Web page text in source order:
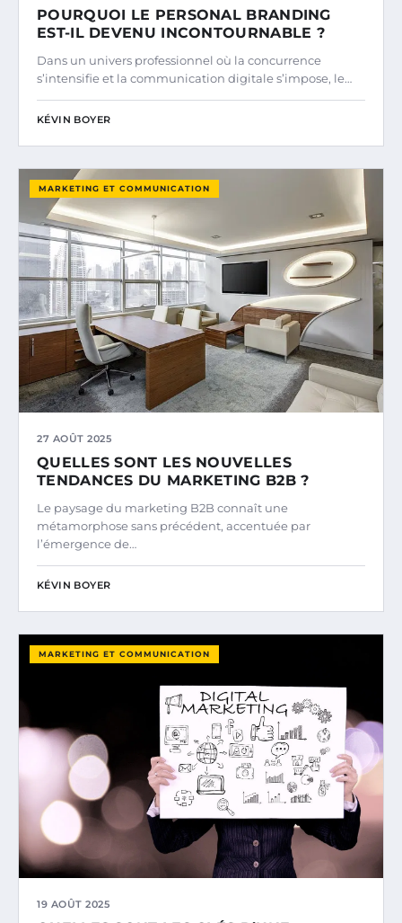
POURQUOI LE PERSONAL BRANDING
EST-IL DEVENU INCONTOURNABLE ?
Dans un univers professionnel où la concurrence
s’intensifie et la communication digitale s’impose, le…
KÉVIN BOYER
MARKETING ET COMMUNICATION
27 AOÛT 2025
QUELLES SONT LES NOUVELLES
TENDANCES DU MARKETING B2B ?
Le paysage du marketing B2B connaît une
métamorphose sans précédent, accentuée par
l’émergence de…
KÉVIN BOYER
MARKETING ET COMMUNICATION
19 AOÛT 2025